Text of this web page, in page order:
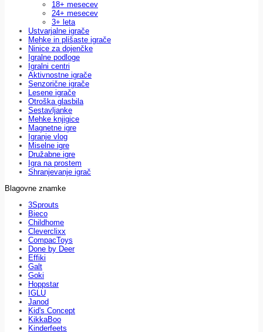
18+ mesecev
24+ mesecev
3+ leta
Ustvarjalne igrače
Mehke in plišaste igrače
Ninice za dojenčke
Igralne podloge
Igralni centri
Aktivnostne igrače
Senzorične igrače
Lesene igrače
Otroška glasbila
Sestavljanke
Mehke knjigice
Magnetne igre
Igranje vlog
Miselne igre
Družabne igre
Igra na prostem
Shranjevanje igrač
Blagovne znamke
3Sprouts
Bieco
Childhome
Cleverclixx
CompacToys
Done by Deer
Effiki
Galt
Goki
Hoppstar
IGLU
Janod
Kid's Concept
KikkaBoo
Kinderfeets